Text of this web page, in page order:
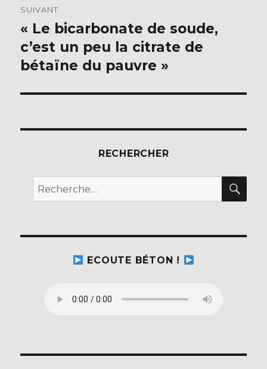
SUIVANT
Publication
suivante :
« Le bicarbonate de soude,
c’est un peu la citrate de
bétaïne du pauvre »
RECHERCHER
Recherche
pour :
ECOUTE BÉTON !